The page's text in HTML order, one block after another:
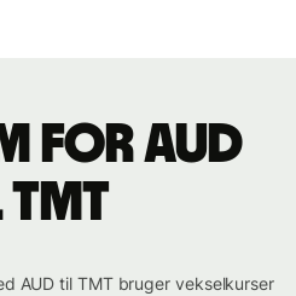
for AUD
AUD til TMT bruger vekselkurser